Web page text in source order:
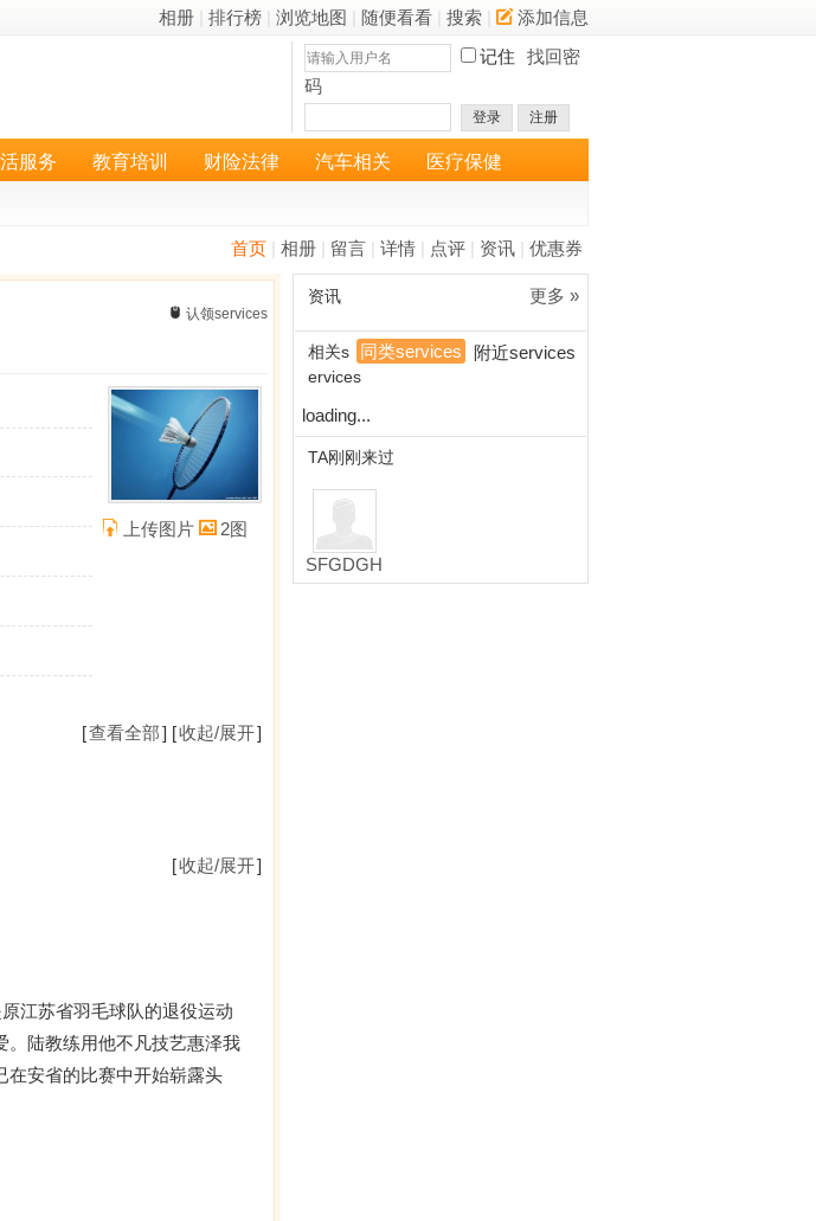
相册 排行榜 浏览地图 随便看看 搜索 添加信息
记住
找回密
码
登录 注册
服务 教育培训 财险法律 汽车相关 医疗保健
首页 相册 留言 详情 点评 资讯 优惠券
认领services
上传图片 2图
[查看全部] [收起/展开]
[收起/展开]
江苏省羽毛球队的退役运动
。陆教练用他不凡技艺惠泽我
在安省的比赛中开始崭露头
更多 »
资讯
同类services 附近services
相关s
ervices
loading...
TA刚刚来过
SFGDGH
OPA